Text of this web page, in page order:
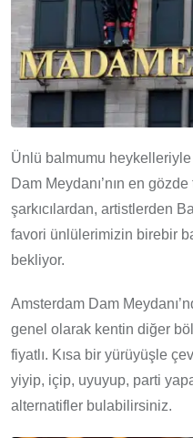
Ünlü balmumu
Dam Meydanı’nın en
şarkıcılardan, artistlerden
favori ünlülerimizin birebir
bekliyor.
Amsterdam Dam
genel olarak kentin diğer
fiyatlı. Kısa bir yürüyüşle
yiyip, içip, uyuyup, parti
alternatifler bulabilirsiniz.